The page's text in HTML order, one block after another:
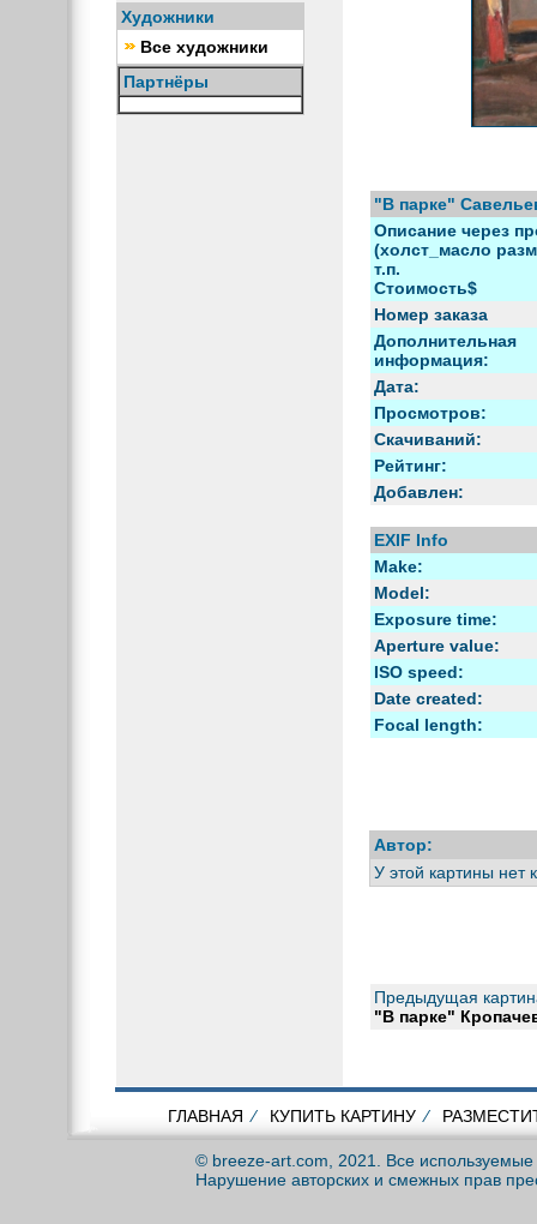
Художники
Все художники
Партнёры
"В парке"
Описание через
(холст_масло
т.п.
Стоимость$
Номер заказа
Дополнительная
информация:
Дата:
Просмотров:
Скачиваний:
Рейтинг:
Добавлен:
EXIF Info
Make:
Model:
Exposure time:
Aperture value:
ISO speed:
Date created:
Focal length:
Автор:
У этой картины нет
Предыдущая
"В парке"
ГЛАВНАЯ ⁄ КУПИТЬ КАРТИНУ ⁄
© breeze-art.com, 2021. Все
Нарушение авторских и смежных прав